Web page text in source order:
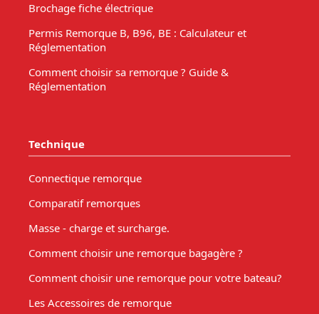
Brochage fiche électrique
Permis Remorque B, B96, BE : Calculateur et
Réglementation
Comment choisir sa remorque ? Guide &
Réglementation
Technique
Connectique remorque
Comparatif remorques
Masse - charge et surcharge.
Comment choisir une remorque bagagère ?
Comment choisir une remorque pour votre bateau?
Les Accessoires de remorque